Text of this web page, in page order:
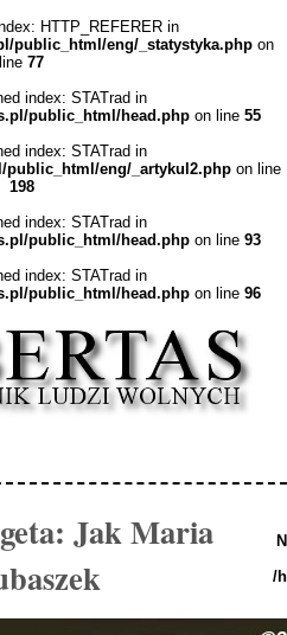
HTTP_REFERER in
public_html/eng/_statystyka.php on
line 77
index: STATrad in
public_html/head.phpon line 55
index: STATrad in
eng/_artykul2.php on line
198
index: STATrad in
public_html/head.phpon line 93
index: STATrad in
public_html/head.phpon line 96
Jak Maria
/